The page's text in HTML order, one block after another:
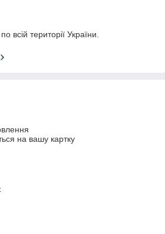
всій території України.
на вашу картку